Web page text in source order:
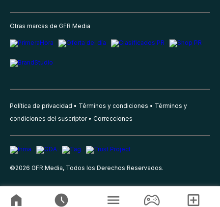
Otras marcas de GFR Media
Política de privacidad Términos y condiciones
Términos y
condiciones del suscriptor
Correcciones
©2026 GFR Media, Todos los Derechos Reservados.